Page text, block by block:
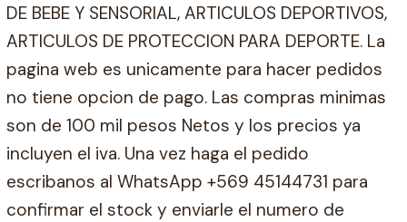
DE BEBE Y SENSORIAL, ARTICULOS DEPORTIVOS,
ARTICULOS DE PROTECCION PARA DEPORTE. La
pagina web es unicamente para hacer pedidos
no tiene opcion de pago. Las compras minimas
son de 100 mil pesos Netos y los precios ya
incluyen el iva. Una vez haga el pedido
escribanos al WhatsApp +569 45144731 para
confirmar el stock y enviarle el numero de